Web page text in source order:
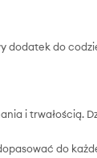
do
i
do